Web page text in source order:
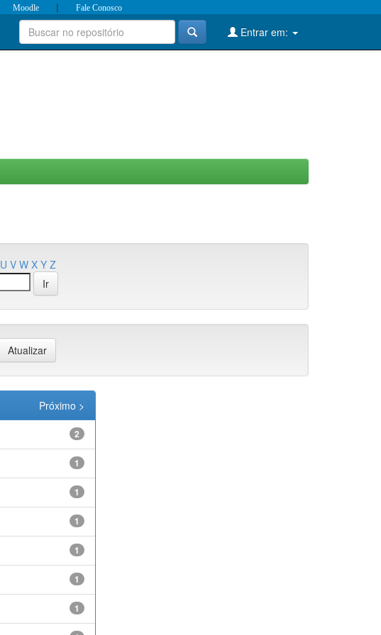
Moodle | Fale Conosco
Entrar em:
U V W X Y Z
Próximo >
2
1
1
1
1
1
1